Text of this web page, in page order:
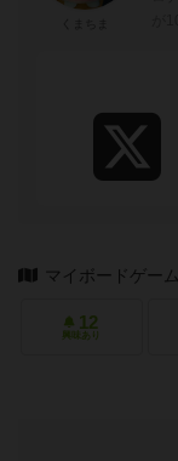
マイボードゲー
12
興味あり